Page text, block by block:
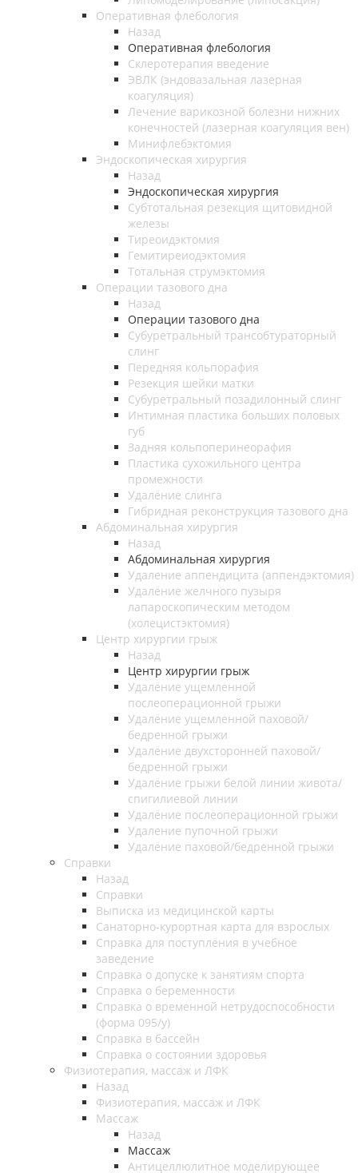
Оперативная флебология
Назад
Оперативная флебология
Склеротерапия введение
ЭВЛК (эндовазальная лазерная
коагуляция)
Лечение варикозной болезни нижних
конечностей (лазерная коагуляция вен)
Минифлебэктомия
Эндоскопическая хирургия
Назад
Эндоскопическая хирургия
Субтотальная резекция щитовидной
железы
Тиреоидэктомия
Гемитиреиодэктомия
Тотальная струмэктомия
Операции тазового дна
Назад
Операции тазового дна
Субуретральный трансобтураторный
слинг
Передняя кольпорафия
Резекция шейки матки
Субуретральный позадилонный слинг
Интимная пластика больших половых
губ
Задняя кольпоперинеорафия
Пластика сухожильного центра
промежности
Удаление слинга
Гибридная реконструкция тазового дна
Абдоминальная хирургия
Назад
Абдоминальная хирургия
Удаление аппендицита (аппендэктомия)
Удаление желчного пузыря
лапароскопическим методом
(холецистэктомия)
Центр хирургии грыж
Назад
Центр хирургии грыж
Удаление ущемленной
послеоперационной грыжи
Удаление ущемленной паховой/
бедренной грыжи
Удаление двухсторонней паховой/
бедренной грыжи
Удаление грыжи белой линии живота/
спигилиевой линии
Удаление послеоперационной грыжи
Удаление пупочной грыжи
Удаление паховой/бедренной грыжи
Справки
Назад
Справки
Выписка из медицинской карты
Санаторно-курортная карта для взрослых
Справка для поступления в учебное
заведение
Справка о допуске к занятиям спорта
Справка о беременности
Справка о временной нетрудоспособности
(форма 095/у)
Справка в бассейн
Справка о состоянии здоровья
Физиотерапия, массаж и ЛФК
Назад
Физиотерапия, массаж и ЛФК
Массаж
Назад
Массаж
Антицеллюлитное моделирующее